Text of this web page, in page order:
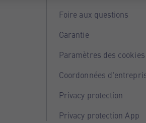
Foire aux questions
Garantie
Paramètres des cookies
Coordonnées
Privacy protection
Privacy protection App